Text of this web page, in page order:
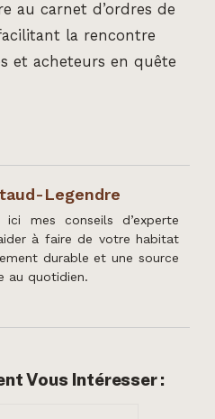
au carnet d’ordres de
la rencontre
et acheteurs en quête
Legendre
ici mes conseils d’experte
à faire de votre habitat
durable et une source
au quotidien.
Vous Intéresser :